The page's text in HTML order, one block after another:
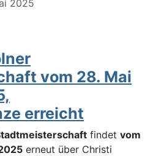
2025
vom 28. Mai
erreicht
findet vom
erneut über Christi